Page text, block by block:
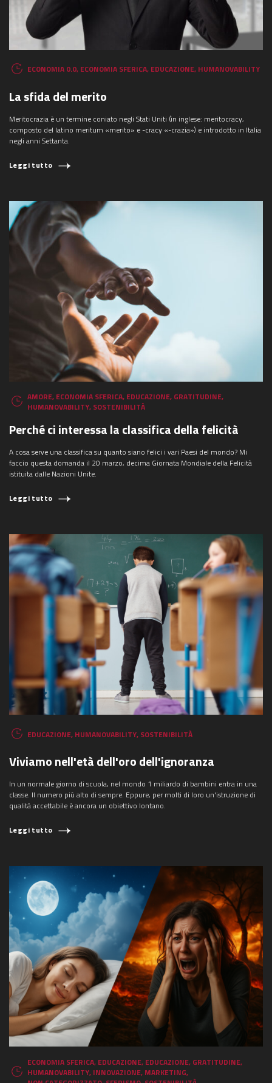
ECONOMIA 0.0, ECONOMIA SFERICA, EDUCAZIONE, HUMANOVABILITY
La sfida del merito
Meritocrazia è un termine coniato negli Stati Uniti (in inglese: meritocracy,
composto del latino meritum «merito» e -cracy «-crazia») e introdotto in Italia
negli anni Settanta.
Leggi tutto
AMORE, ECONOMIA SFERICA, EDUCAZIONE, GRATITUDINE,
HUMANOVABILITY, SOSTENIBILITÀ
Perché ci interessa la classifica della felicità
A cosa serve una classifica su quanto siano felici i vari Paesi del mondo? Mi
faccio questa domanda il 20 marzo, decima Giornata Mondiale della Felicità
istituita dalle Nazioni Unite.
Leggi tutto
EDUCAZIONE, HUMANOVABILITY, SOSTENIBILITÀ
Viviamo nell'età dell'oro dell'ignoranza
In un normale giorno di scuola, nel mondo 1 miliardo di bambini entra in una
classe. Il numero più alto di sempre. Eppure, per molti di loro un'istruzione di
qualità accettabile è ancora un obiettivo lontano.
Leggi tutto
ECONOMIA SFERICA, EDUCAZIONE, EDUCAZIONE, GRATITUDINE,
HUMANOVABILITY, INNOVAZIONE, MARKETING,